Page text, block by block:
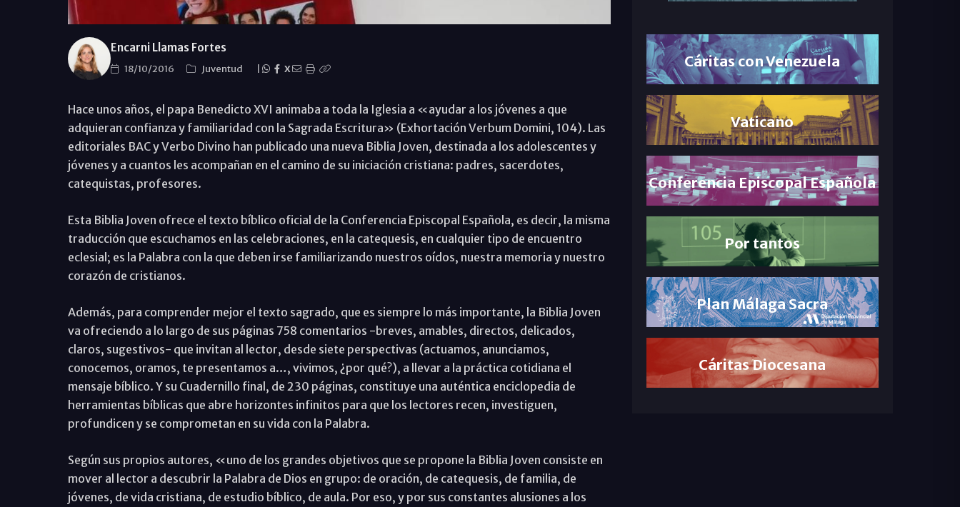
Encarni Llamas Fortes
18/10/2016 Juventud X
Hace unos años, el papa Benedicto XVI animaba a toda la Iglesia a «ayudar a los jóvenes a que
adquieran confianza y familiaridad con la Sagrada Escritura» (Exhortación Verbum Domini, 104). Las
editoriales BAC y Verbo Divino han publicado una nueva Biblia Joven, destinada a los adolescentes y
jóvenes y a cuantos les acompañan en el camino de su iniciación cristiana: padres, sacerdotes,
catequistas, profesores.
Esta Biblia Joven ofrece el texto bíblico oficial de la Conferencia Episcopal Española, es decir, la misma
traducción que escuchamos en las celebraciones, en la catequesis, en cualquier tipo de encuentro
eclesial; es la Palabra con la que deben irse familiarizando nuestros oídos, nuestra memoria y nuestro
corazón de cristianos.
Además, para comprender mejor el texto sagrado, que es siempre lo más importante, la Biblia Joven
va ofreciendo a lo largo de sus páginas 758 comentarios -breves, amables, directos, delicados,
claros, sugestivos- que invitan al lector, desde siete perspectivas (actuamos, anunciamos,
conocemos, oramos, te presentamos a…, vivimos, ¿por qué?), a llevar a la práctica cotidiana el
mensaje bíblico. Y su Cuadernillo final, de 230 páginas, constituye una auténtica enciclopedia de
herramientas bíblicas que abre horizontes infinitos para que los lectores recen, investiguen,
profundicen y se comprometan en su vida con la Palabra.
Según sus propios autores, «uno de los grandes objetivos que se propone la Biblia Joven consiste en
mover al lector a descubrir la Palabra de Dios en grupo: de oración, de catequesis, de familia, de
jóvenes, de vida cristiana, de estudio bíblico, de aula. Por eso, y por sus constantes alusiones a los
Cáritas con Venezuela
Vaticano
Conferencia Episcopal Española
Por tantos
Plan Málaga Sacra
Cáritas Diocesana